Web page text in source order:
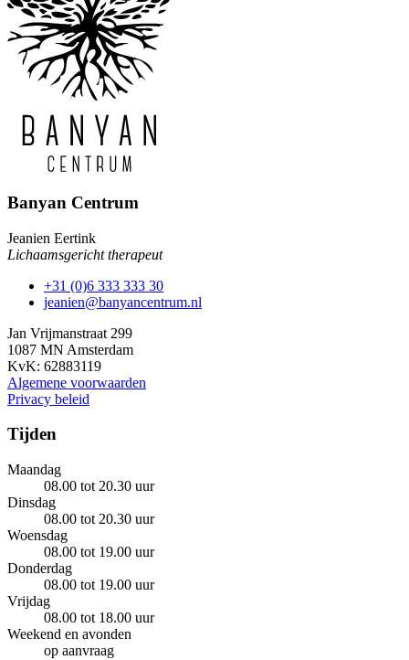
Banyan Centrum
Jeanien Eertink
Lichaamsgericht therapeut
+31 (0)6 333 333 30
jeanien@banyancentrum.nl
Jan Vrijmanstraat 299
1087 MN Amsterdam
KvK: 62883119
Algemene voorwaarden
Privacy beleid
Tijden
Maandag
08.00 tot 20.30 uur
Dinsdag
08.00 tot 20.30 uur
Woensdag
08.00 tot 19.00 uur
Donderdag
08.00 tot 19.00 uur
Vrijdag
08.00 tot 18.00 uur
Weekend en avonden
op aanvraag